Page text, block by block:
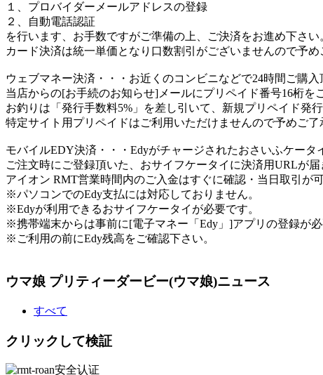
１、プロバイダーメールアドレスの登録
２、自動電話認証
を行います、お手数ですがご準備の上、ご決済をお進め下さい
カード決済は統一単価となり口数割引がございませんので予め
ウェブマネー決済 ・・・お近くのコンビニなどで24時間ご購入
当店からの[お手続のお知らせ]メールにプリペイド番号16桁を
お釣りは「発行手数料5%」を差し引いて、新規プリペイド発行
特定サイト用プリペイドはご利用いただけませんので予めご了
モバイルEDY決済 ・・・Edyがチャージされたおさいふケータ
ご注文時にご登録頂いた、おサイフケータイに決済用URLが
アイオン RMT営業時間内のご入金はすぐに確認・当日取引が可
※パソコンでのEdy支払には対応しておりません。
※Edyが利用できるおサイフケータイが必要です。
※携帯端末からは事前に[電子マネー「Edy」]アプリの登録が必
※ご利用の前にEdy残高をご確認下さい。
ウマ娘 プリティーダービー(ウマ娘)ニュース
すべて
クリックして検証